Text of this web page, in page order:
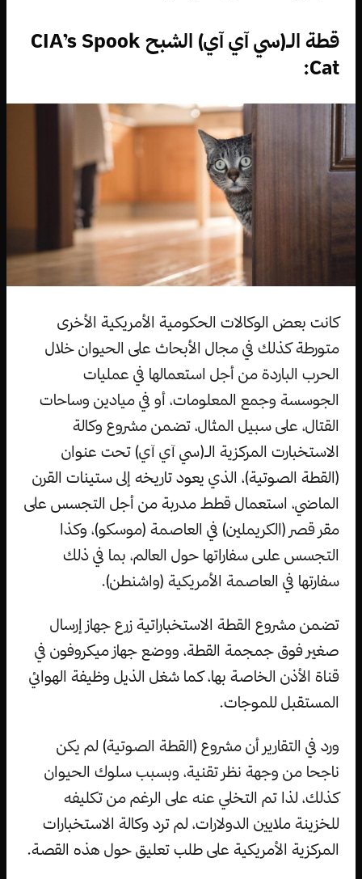
قطة الـ(سي آي آي) الشبح CIA’s Spook
Cat:
كانت بعض الوكالات الحكومية الأمريكية الأخرى
متورطة كذلك في مجال الأبحاث على الحيوان خلال
الحرب الباردة من أجل استعمالها في عمليات
الجوسسة وجمع المعلومات، أو في ميادين وساحات
القتال، على سبيل المثال، تضمن مشروع وكالة
الاستخبارت المركزية الـ(سي آي آي) تحت عنوان
(القطة الصوتية)، الذي يعود تاريخه إلى ستينات القرن
الماضي، استعمال قطط مدربة من أجل التجسس على
مقر قصر (الكريملين) في العاصمة (موسكو)، وكذا
التجسس علىى سفاراتها حول العالم، بما في ذلك
سفارتها في العاصمة الأمريكية (واشنطن).
تضمن مشروع القطة الاستخباراتية زرع جهاز إرسال
صغير فوق جمجمة القطة، ووضع جهاز ميكروفون في
قناة الأذن الخاصة بها، كما شغل الذيل وظيفة الهوائي
المستقبل للموجات.
ورد في التقارير أن مشروع (القطة الصوتية) لم يكن
ناجحا من وجهة نظر تقنية، وبسبب سلوك الحيوان
كذلك، لذا تم التخلي عنه على الرغم من تكليفه
للخزينة ملايين الدولارات، لم ترد وكالة الاستخبارات
المركزية الأمريكية على طلب تعليق حول هذه القصة.